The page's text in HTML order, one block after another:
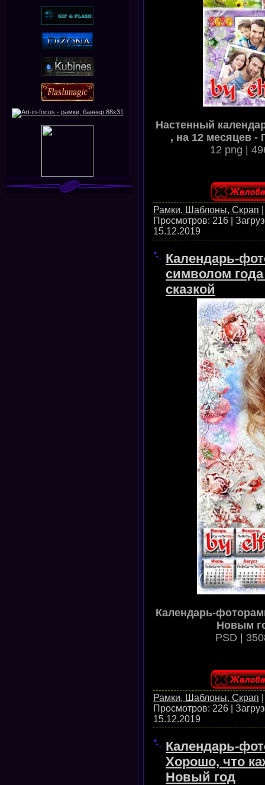
Настенный
, на 12 месяцев -
12 png |
Рамки, Шаблоны, Скрап
Просмотров: 216
15.12.2019
Календарь-
символом
сказкой
Календарь-
Новым
PSD |
Рамки, Шаблоны, Скрап
Просмотров: 226
15.12.2019
Календарь-
Хорошо, что
Новый год